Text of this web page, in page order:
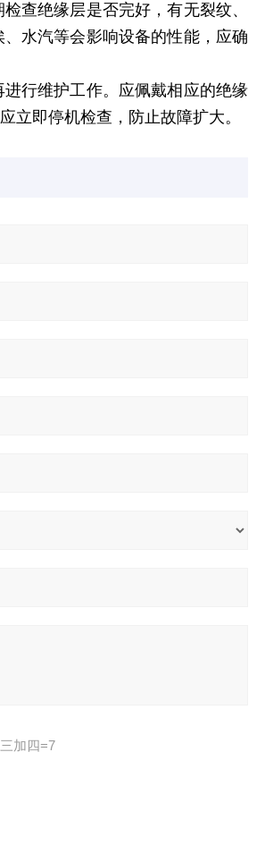
查绝缘层是否完好，有无裂纹、
水汽等会影响设备的性能，应确
行维护工作。应佩戴相应的绝缘
立即停机检查，防止故障扩大。
加四=7